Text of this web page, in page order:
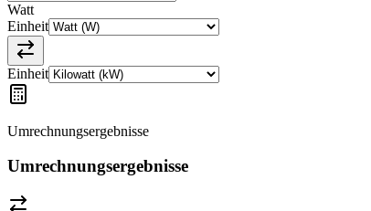
Watt
Einheit
Einheit
Umrechnungsergebnisse
Umrechnungsergebnisse